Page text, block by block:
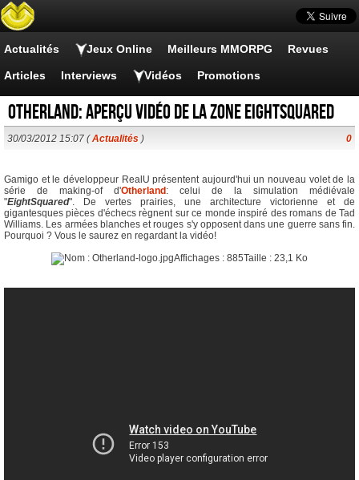
Actualités Jeux Online Meilleurs MMORPG Revues
Articles Interviews Vidéos Promotions
Otherland: Aperçu vidéo de la zone EightSquared
30/03/2012 15:07 (Actualités ) 0
Gamigo et le développeur RealU présentent aujourd'hui un nouveau volet de la
série de making-of d'Otherland : celui de la simulation médiévale
"EightSquared". De vertes prairies, une architecture victorienne et de
gigantesques pièces d'échecs règnent sur ce monde inspiré des romans de Tad
Williams. Les armées blanches et rouges s'y opposent dans une guerre sans fin.
Pourquoi ? Vous le saurez en regardant la vidéo!